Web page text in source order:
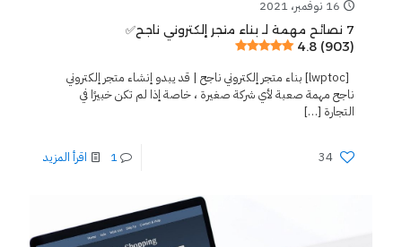
16 نوفمبر، 2021
7 نصائح مهمة لـ بناء متجر إلكتروني ناجح✅
4.8 (903)
[lwptoc] بناء متجر إلكتروني ناجح | قد يبدو إنشاء متجر إلكتروني
ناجح مهمة صعبة لأي شركة صغيرة ، خاصة إذا لم تكن خبيرًا في
التجارة […]
34
1 اقرأ المزيد